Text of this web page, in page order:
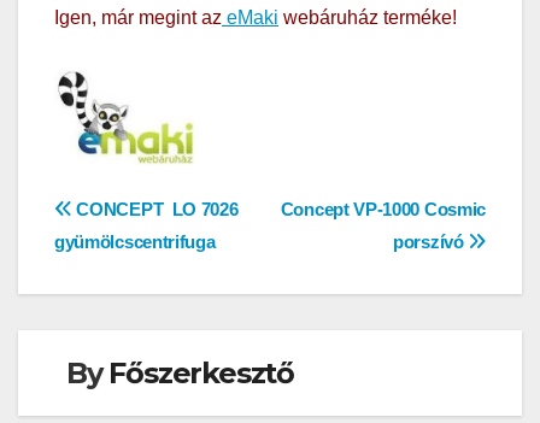
Igen, már megint az eMaki webáruház terméke!
Bejegyzés
navigáció
Concept VP-1000 Cosmic
porszívó
CONCEPT LO 7026
gyümölcscentrifuga
ByFőszerkesztő